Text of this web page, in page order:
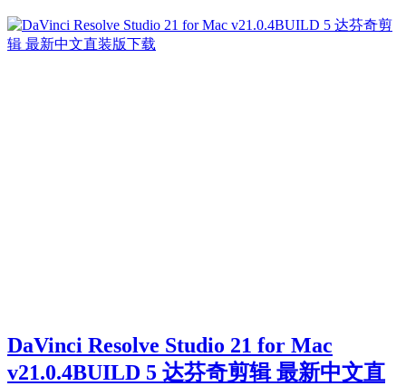
DaVinci Resolve Studio 21 for Mac
v21.0.4BUILD 5 达芬奇剪辑 最新中文直